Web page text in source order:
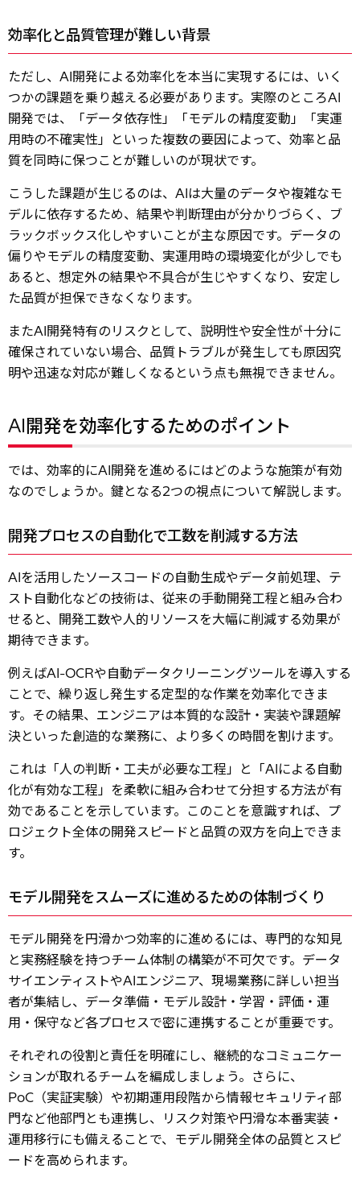
効率化と品質管理が難しい背景
ただし、AI開発による効率化を本当に実現するには、いく
つかの課題を乗り越える必要があります。実際のところAI
開発では、「データ依存性」「モデルの精度変動」「実運
用時の不確実性」といった複数の要因によって、効率と品
質を同時に保つことが難しいのが現状です。
こうした課題が生じるのは、AIは大量のデータや複雑なモ
デルに依存するため、結果や判断理由が分かりづらく、ブ
ラックボックス化しやすいことが主な原因です。データの
偏りやモデルの精度変動、実運用時の環境変化が少しでも
あると、想定外の結果や不具合が生じやすくなり、安定し
た品質が担保できなくなります。
またAI開発特有のリスクとして、説明性や安全性が十分に
確保されていない場合、品質トラブルが発生しても原因究
明や迅速な対応が難しくなるという点も無視できません。
AI開発を効率化するためのポイント
では、効率的にAI開発を進めるにはどのような施策が有効
なのでしょうか。鍵となる2つの視点について解説します。
開発プロセスの自動化で工数を削減する方法
AIを活用したソースコードの自動生成やデータ前処理、テ
スト自動化などの技術は、従来の手動開発工程と組み合わ
せると、開発工数や人的リソースを大幅に削減する効果が
期待できます。
例えばAI-OCRや自動データクリーニングツールを導入する
ことで、繰り返し発生する定型的な作業を効率化できま
す。その結果、エンジニアは本質的な設計・実装や課題解
決といった創造的な業務に、より多くの時間を割けます。
これは「人の判断・工夫が必要な工程」と「AIによる自動
化が有効な工程」を柔軟に組み合わせて分担する方法が有
効であることを示しています。このことを意識すれば、プ
ロジェクト全体の開発スピードと品質の双方を向上できま
す。
モデル開発をスムーズに進めるための体制づくり
モデル開発を円滑かつ効率的に進めるには、専門的な知見
と実務経験を持つチーム体制の構築が不可欠です。データ
サイエンティストやAIエンジニア、現場業務に詳しい担当
者が集結し、データ準備・モデル設計・学習・評価・運
用・保守など各プロセスで密に連携することが重要です。
それぞれの役割と責任を明確にし、継続的なコミュニケー
ションが取れるチームを編成しましょう。さらに、
PoC（実証実験）や初期運用段階から情報セキュリティ部
門など他部門とも連携し、リスク対策や円滑な本番実装・
運用移行にも備えることで、モデル開発全体の品質とスピ
ードを高められます。